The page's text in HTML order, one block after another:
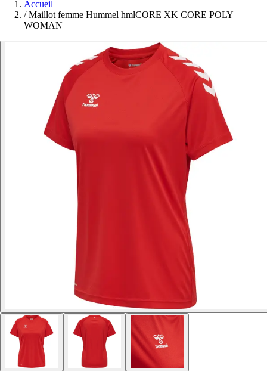
Accueil
/ Maillot femme Hummel hmlCORE XK CORE POLY
WOMAN